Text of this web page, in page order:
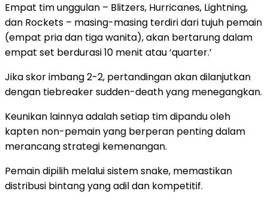
Empat tim unggulan – Blitzers, Hurricanes, Lightning,
dan Rockets – masing-masing terdiri dari tujuh pemain
(empat pria dan tiga wanita), akan bertarung dalam
empat set berdurasi 10 menit atau ‘quarter.’
Jika skor imbang 2-2, pertandingan akan dilanjutkan
dengan tiebreaker sudden-death yang menegangkan.
Keunikan lainnya adalah setiap tim dipandu oleh
kapten non-pemain yang berperan penting dalam
merancang strategi kemenangan.
Pemain dipilih melalui sistem snake, memastikan
distribusi bintang yang adil dan kompetitif.